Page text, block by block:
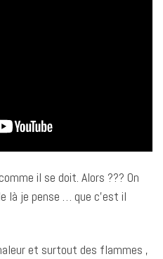
il se doit. Alors ??? On
là je pense … que c’est il
et surtout des flammes ,